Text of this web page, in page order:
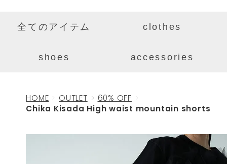
BRAND
全てのアイテム clothes
shoes accessories
HOME OUTLET
60% OFF
Chika Kisada High waist mountain shorts